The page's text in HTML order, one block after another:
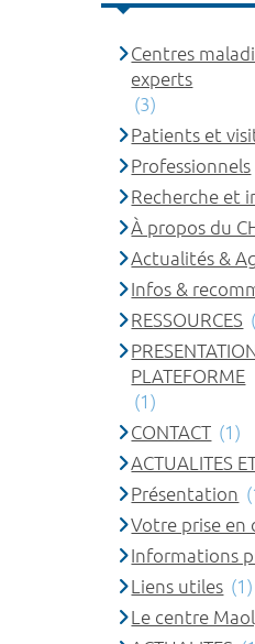
Centres
experts
(3)
Patients et
Professionnels
Recherche et
À propos du
Actualités &
Infos &
RESSOURCES
PLATEFORME
(1)
CONTACT (1)
ACTUALITES
Présentation
Votre prise en
Informations
Liens utiles (1)
Le centre